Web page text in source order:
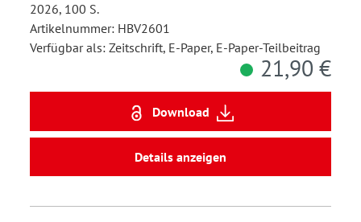
2026, 100 S.
Artikelnummer: HBV2601
Verfügbar als: Zeitschrift, E-Paper, E-Paper-Teilbeitrag
21,90 €
Download
Details anzeigen